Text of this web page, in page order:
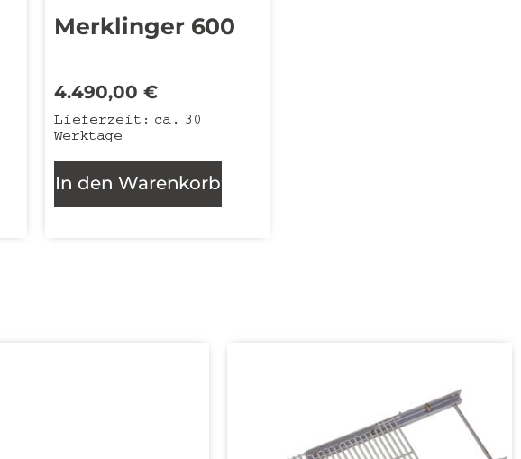
Merklinger 600
4.490,00 €
Lieferzeit: ca. 30
Werktage
In den Warenkorb